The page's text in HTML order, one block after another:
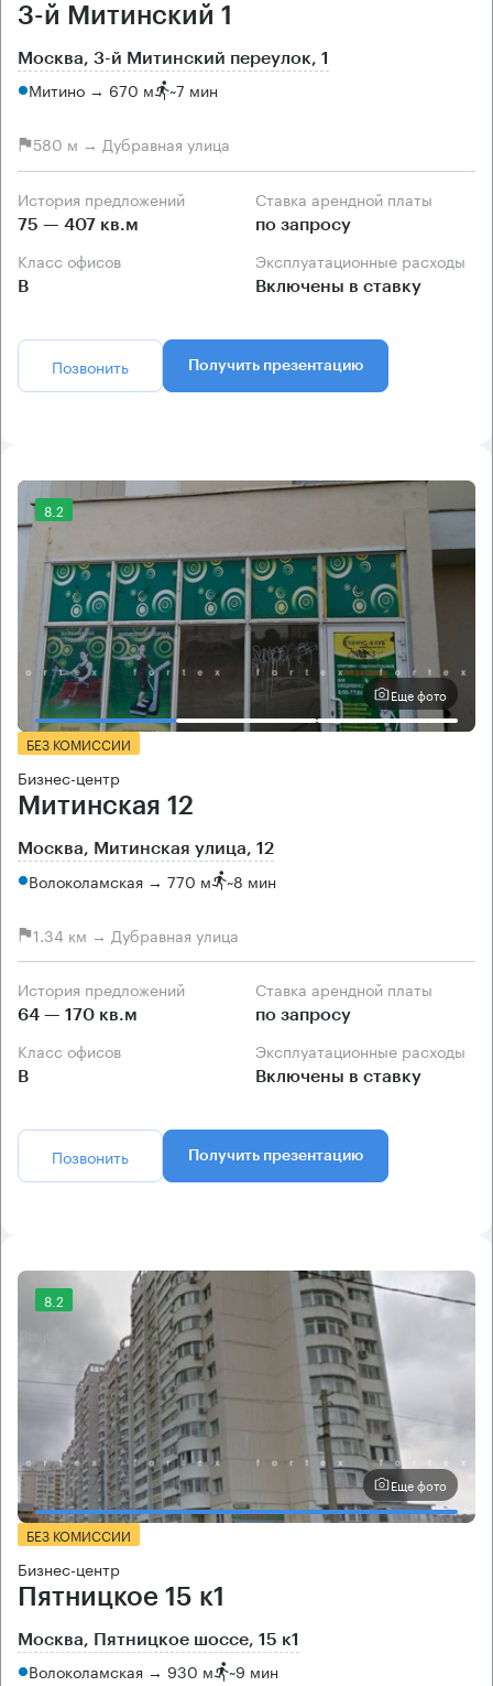
3-й Митинский 1
Москва, 3-й Митинский переулок, 1
Митино → 670 м ~7 мин
580 м → Дубравная улица
История предложений
75 — 407 кв.м
Ставка арендной платы
по запросу
Класс офисов
B
Эксплуатационные расходы
Включены в ставку
Позвонить Получить презентацию
8.2
Еще фото
БЕЗ КОМИССИИ
Бизнес-центр
Митинская 12
Москва, Митинская улица, 12
Волоколамская → 770 м ~8 мин
1.34 км → Дубравная улица
История предложений
64 — 170 кв.м
Ставка арендной платы
по запросу
Класс офисов
B
Эксплуатационные расходы
Включены в ставку
Позвонить Получить презентацию
8.2
Еще фото
БЕЗ КОМИССИИ
Бизнес-центр
Пятницкое 15 к1
Москва, Пятницкое шоссе, 15 к1
Волоколамская → 930 м ~9 мин